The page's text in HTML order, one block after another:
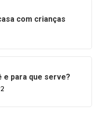
com crianças
e para que serve?